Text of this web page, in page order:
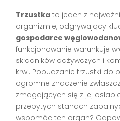
Trzustka to jeden z
organizmie, odgrywający
gospodarce
funkcjonowanie warunkuje
składników odżywczych i
krwi. Pobudzanie trzustki do
ogromne znaczenie
zmagających się z jej
przebytych stanach
wspomóc ten organ?